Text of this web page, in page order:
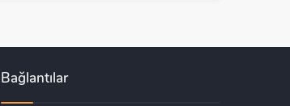
Bağlantılar